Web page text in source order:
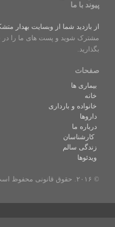
پیوند با ما
از بازدید شما از وبسایت بهدار
مشترک شوید و پست های ما را در
بگذارید.
صفحات
بیماری ها
خانه
خانواده و بارداری
داروها
درباره ما
کارشناسان
زندگی سالم
ویدئوها
© ۲۰۱۶. حقوق قانونی محفوظ است.